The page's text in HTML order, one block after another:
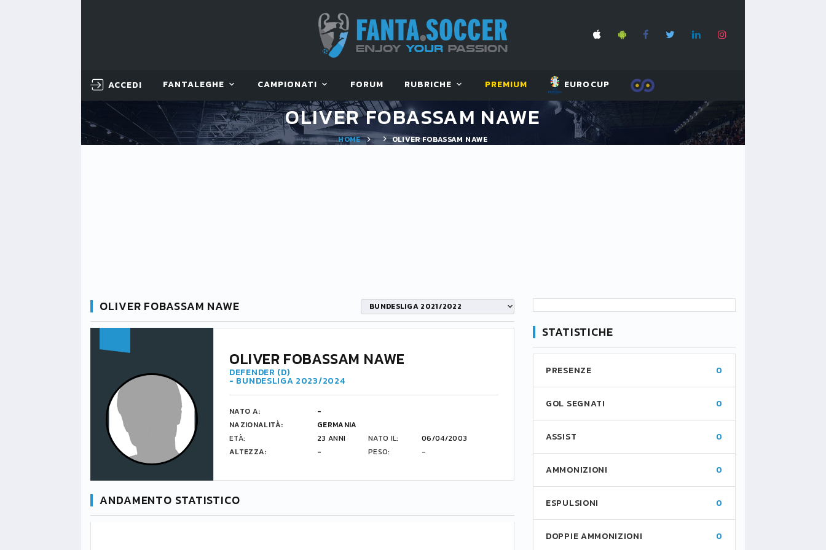
ACCEDI FANTALEGHE CAMPIONATI FORUM RUBRICHE PREMIUM EUROCUP
OLIVER FOBASSAM NAWE
HOME OLIVER FOBASSAM NAWE
OLIVER FOBASSAM NAWE BUNDESLIGA 2021/2022
OLIVER FOBASSAM NAWE
DEFENDER (D)
- BUNDESLIGA 2023/2024
NATO A:
-
NAZIONALITÀ:
GERMANIA
ETÀ:
23 ANNI NATO IL:
06/04/2003
ALTEZZA:
- PESO: -
ANDAMENTO STATISTICO
STATISTICHE
PRESENZE 0
GOL SEGNATI 0
ASSIST 0
AMMONIZIONI 0
ESPULSIONI 0
DOPPIE AMMONIZIONI 0